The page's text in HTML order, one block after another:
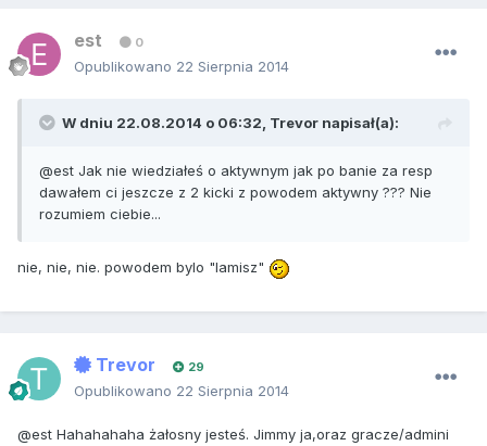
est 0
Opublikowano 22 Sierpnia 2014
W dniu 22.08.2014 o 06:32, Trevor napisał(a):
@est Jak nie wiedziałeś o aktywnym jak po banie za resp
dawałem ci jeszcze z 2 kicki z powodem aktywny ??? Nie
rozumiem ciebie...
nie, nie, nie. powodem bylo "lamisz"
Trevor 29
Opublikowano 22 Sierpnia 2014
@est Hahahahaha żałosny jesteś. Jimmy ja,oraz gracze/admini